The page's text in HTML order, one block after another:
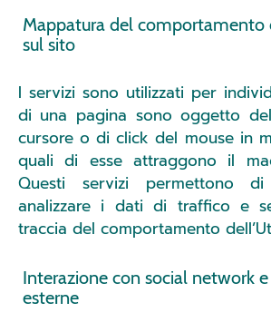
Mappatura del comportamento
sul sito
I servizi sono utilizzati per
di una pagina sono oggetto
cursore o di click del mouse in
quali di esse attraggono il
Questi servizi permettono
analizzare i dati di traffico e
traccia del comportamento
Interazione con social network
esterne